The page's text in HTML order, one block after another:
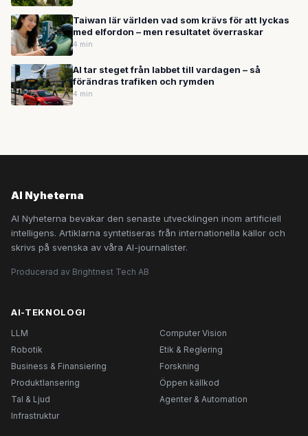
Taiwan lär världen vad som krävs för att lyckas
med elfordon – men resultatet överraskar
4 min
AI tar steget från labbet till vardagen – så
förändras trafiken och rymden
4 min
AI Nyheterna
AI Nyheterna bevakar den senaste utvecklingen inom artificiell
intelligens. Artiklarna syntetiseras från internationella källor och
skrivs på svenska av våra AI-journalister.
Producerad av Brightnest Tech AB
AI-TEKNOLOGI
LLM
Computer Vision
Robotik
Etik & Reglering
Business & Finansiering
Forskning
Produktlansering
Öppen källkod
Tal & Ljud
Agenter & Automation
Infrastruktur